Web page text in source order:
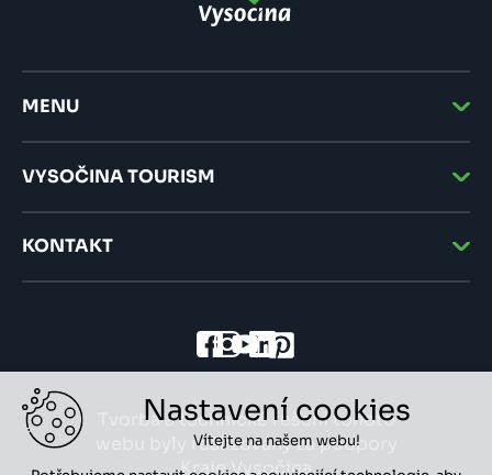
MENU
VYSOČINA TOURISM
KONTAKT
Tvorba a technické řešení tohoto
webu byly realizovány za podpory
Kraje Vysočina
Nastavení cookies
Vítejte na našem webu!